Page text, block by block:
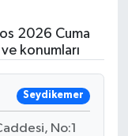
2026 Cuma
konumları
Seydikemer
No:1